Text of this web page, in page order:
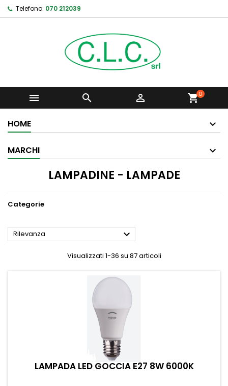
Telefono: 070 212039
   shopping_cart0
HOME
MARCHI
LAMPADINE - LAMPADE
Categorie
Rilevanza 
Visualizzati 1-36 su 87 articoli
LAMPADA LED GOCCIA E27 8W 6000K